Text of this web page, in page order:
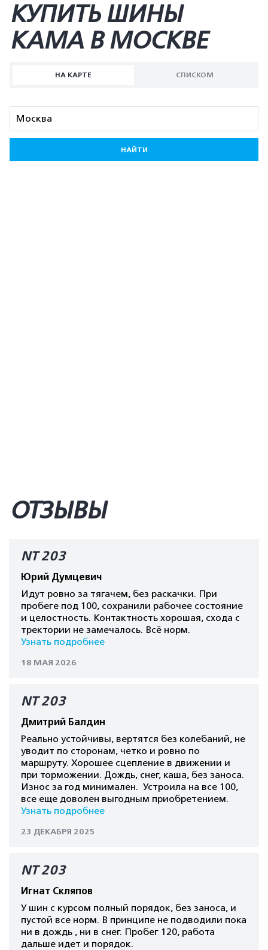
КУПИТЬ ШИНЫ
KAMA В МОСКВЕ
НА КАРТЕ СПИСКОМ
НАЙТИ
ОТЗЫВЫ
NT 203
Юрий Думцевич
Идут ровно за тягачем, без раскачки. При
пробеге под 100, сохранили рабочее состояние
и целостность. Контактность хорошая, схода с
тректории не замечалось. Всё норм.
Узнать подробнее
18 МАЯ 2026
NT 203
Дмитрий Балдин
Реально устойчивы, вертятся без колебаний, не
уводит по сторонам, четко и ровно по
маршруту. Хорошее сцепление в движении и
при торможении. Дождь, снег, каша, без заноса.
Износ за год минимален. Устроила на все 100,
все еще доволен выгодным приобретением.
Узнать подробнее
23 ДЕКАБРЯ 2025
NT 203
Игнат Скляпов
У шин с курсом полный порядок, без заноса, и
пустой все норм. В принципе не подводили пока
ни в дождь , ни в снег. Пробег 120, работа
дальше идет и порядок.